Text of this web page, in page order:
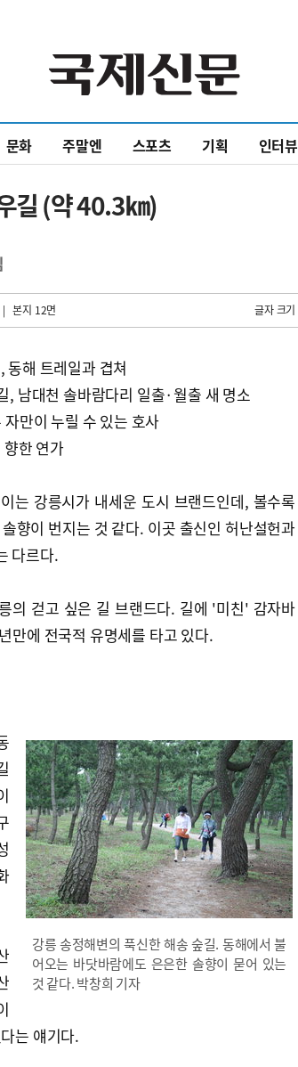
문화 주말엔 스포츠 기획 인터뷰
길 (약 40.3㎞)
| 본지 12면 글자 크기
동해 트레일과 겹쳐
남대천 솔바람다리 일출·월출 새 명소
만이 누릴 수 있는 호사
한 연가
는 강릉시가 내세운 도시 브랜드인데, 볼수록
향이 번지는 것 같다. 이곳 출신인 허난설헌과
다르다.
의 걷고 싶은 길 브랜드다. 길에 '미친' 감자바
만에 전국적 유명세를 타고 있다.
강릉 송정해변의 푹신한 해송 숲길. 동해에서 불
어오는 바닷바람에도 은은한 솔향이 묻어 있는
것 같다. 박창희 기자
는 얘기다.